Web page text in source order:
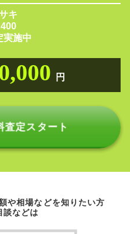
キ
実施中
円
査定スタート
や相場などを知りたい方
談などは